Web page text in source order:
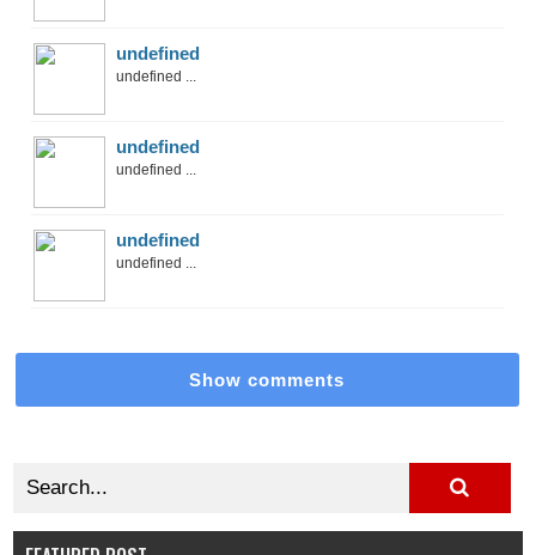
undefined
undefined ...
undefined
undefined ...
undefined
undefined ...
Show comments